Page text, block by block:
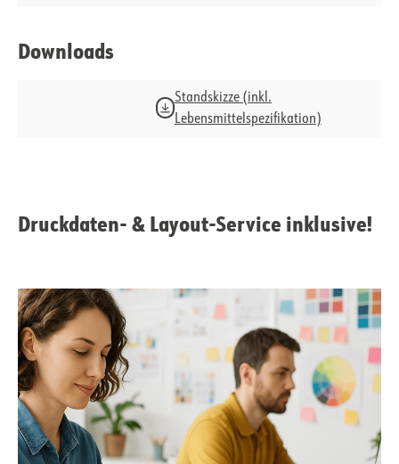
Downloads
Standskizze (inkl.
Lebensmittelspezifikation)
Druckdaten- & Layout-Service inklusive!